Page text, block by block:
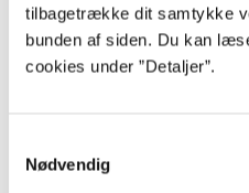
tilbagetrække dit samtykke
bunden af siden. Du kan
cookies under ”Detaljer”.
Nødvendig
Alle registrerede artikler
...